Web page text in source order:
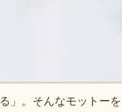
」。そんなモットーを